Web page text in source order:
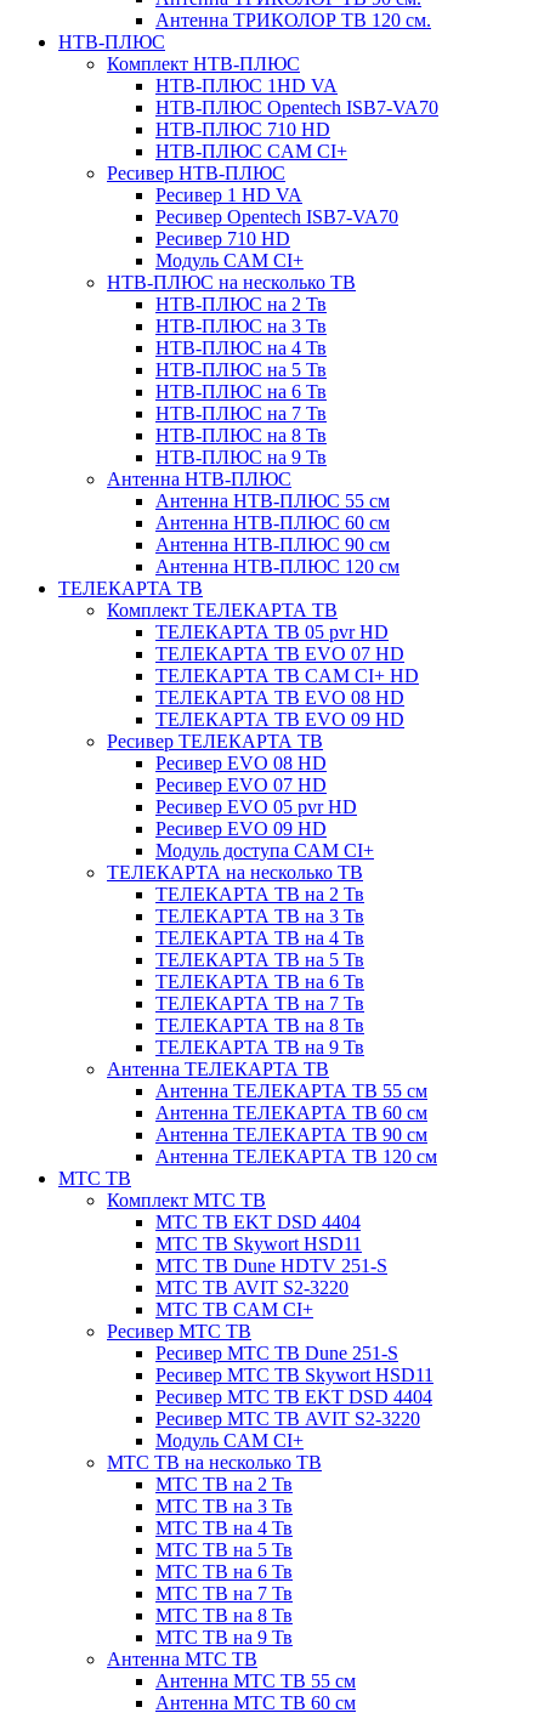
Антенна ТРИКОЛОР ТВ 120 см.
НТВ-ПЛЮС
Комплект НТВ-ПЛЮС
НТВ-ПЛЮС 1HD VA
НТВ-ПЛЮС Opentech ISB7-VA70
НТВ-ПЛЮС 710 HD
НТВ-ПЛЮС CAM CI+
Ресивер НТВ-ПЛЮС
Ресивер 1 HD VA
Ресивер Opentech ISB7-VA70
Ресивер 710 HD
Модуль CAM CI+
НТВ-ПЛЮС на несколько ТВ
НТВ-ПЛЮС на 2 Тв
НТВ-ПЛЮС на 3 Тв
НТВ-ПЛЮС на 4 Тв
НТВ-ПЛЮС на 5 Тв
НТВ-ПЛЮС на 6 Тв
НТВ-ПЛЮС на 7 Тв
НТВ-ПЛЮС на 8 Тв
НТВ-ПЛЮС на 9 Тв
Антенна НТВ-ПЛЮС
Антенна НТВ-ПЛЮС 55 см
Антенна НТВ-ПЛЮС 60 см
Антенна НТВ-ПЛЮС 90 см
Антенна НТВ-ПЛЮС 120 см
ТЕЛЕКАРТА ТВ
Комплект ТЕЛЕКАРТА ТВ
ТЕЛЕКАРТА ТВ 05 pvr HD
ТЕЛЕКАРТА ТВ EVO 07 HD
ТЕЛЕКАРТА ТВ CAM CI+ HD
ТЕЛЕКАРТА ТВ EVO 08 HD
ТЕЛЕКАРТА ТВ EVO 09 HD
Ресивер ТЕЛЕКАРТА ТВ
Ресивер EVO 08 HD
Ресивер EVO 07 HD
Ресивер EVO 05 pvr HD
Ресивер EVO 09 HD
Модуль доступа CAM CI+
ТЕЛЕКАРТА на несколько ТВ
ТЕЛЕКАРТА ТВ на 2 Тв
ТЕЛЕКАРТА ТВ на 3 Тв
ТЕЛЕКАРТА ТВ на 4 Тв
ТЕЛЕКАРТА ТВ на 5 Тв
ТЕЛЕКАРТА ТВ на 6 Тв
ТЕЛЕКАРТА ТВ на 7 Тв
ТЕЛЕКАРТА ТВ на 8 Тв
ТЕЛЕКАРТА ТВ на 9 Тв
Антенна ТЕЛЕКАРТА ТВ
Антенна ТЕЛЕКАРТА ТВ 55 см
Антенна ТЕЛЕКАРТА ТВ 60 см
Антенна ТЕЛЕКАРТА ТВ 90 см
Антенна ТЕЛЕКАРТА ТВ 120 см
МТС ТВ
Комплект МТС ТВ
МТС ТВ EKT DSD 4404
МТС ТВ Skywort HSD11
МТС ТВ Dune HDTV 251-S
МТС ТВ AVIT S2-3220
МТС ТВ CAM CI+
Ресивер МТС ТВ
Ресивер МТС ТВ Dune 251-S
Ресивер МТС ТВ Skywort HSD11
Ресивер МТС ТВ EKT DSD 4404
Ресивер МТС ТВ AVIT S2-3220
Модуль CAM CI+
МТС ТВ на несколько ТВ
МТС ТВ на 2 Тв
МТС ТВ на 3 Тв
МТС ТВ на 4 Тв
МТС ТВ на 5 Тв
МТС ТВ на 6 Тв
МТС ТВ на 7 Тв
МТС ТВ на 8 Тв
МТС ТВ на 9 Тв
Антенна МТС ТВ
Антенна МТС ТВ 55 см
Антенна МТС ТВ 60 см